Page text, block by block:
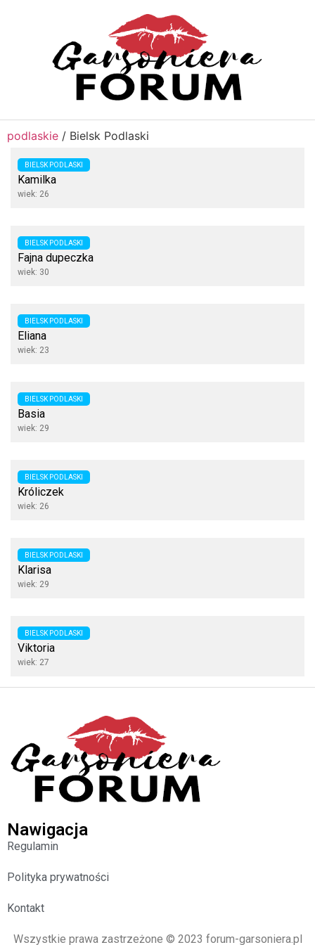
podlaskie / Bielsk Podlaski
BIELSK PODLASKI
Kamilka
wiek: 26
BIELSK PODLASKI
Fajna dupeczka
wiek: 30
BIELSK PODLASKI
Eliana
wiek: 23
BIELSK PODLASKI
Basia
wiek: 29
BIELSK PODLASKI
Króliczek
wiek: 26
BIELSK PODLASKI
Klarisa
wiek: 29
BIELSK PODLASKI
Viktoria
wiek: 27
Nawigacja
Regulamin
Polityka prywatności
Kontakt
Wszystkie prawa zastrzeżone © 2023 forum-garsoniera.pl